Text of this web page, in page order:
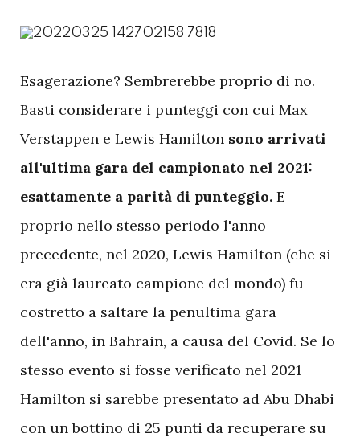
Esagerazione? Sembrerebbe proprio di no.
Basti considerare i punteggi con cui Max
Verstappen e Lewis Hamilton sono arrivati
all'ultima gara del campionato nel 2021:
esattamente a parità di punteggio. E
proprio nello stesso periodo l'anno
precedente, nel 2020, Lewis Hamilton (che si
era già laureato campione del mondo) fu
costretto a saltare la penultima gara
dell'anno, in Bahrain, a causa del Covid. Se lo
stesso evento si fosse verificato nel 2021
Hamilton si sarebbe presentato ad Abu Dhabi
con un bottino di 25 punti da recuperare su